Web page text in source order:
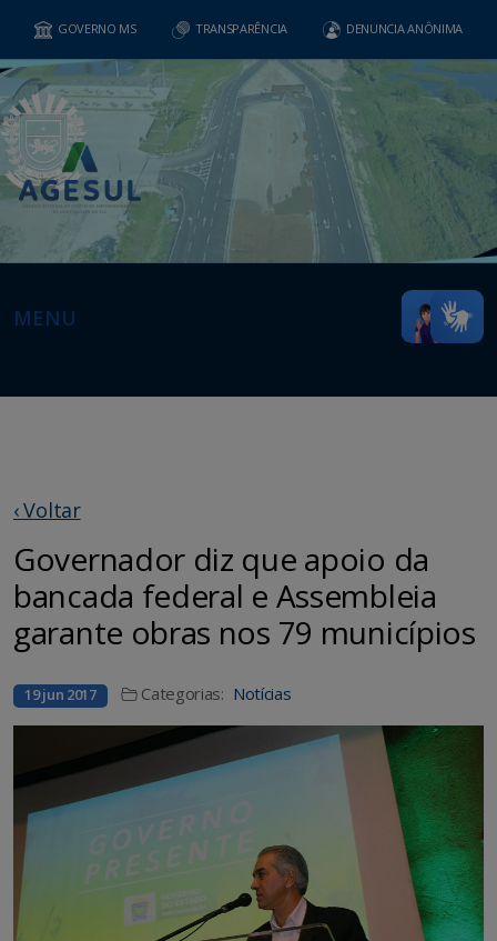
GOVERNO MS TRANSPARÊNCIA DENUNCIA ANÔNIMA
MENU
‹ Voltar
Governador diz que apoio da
bancada federal e Assembleia
garante obras nos 79 municípios
19 jun 2017 Categorias: Notícias